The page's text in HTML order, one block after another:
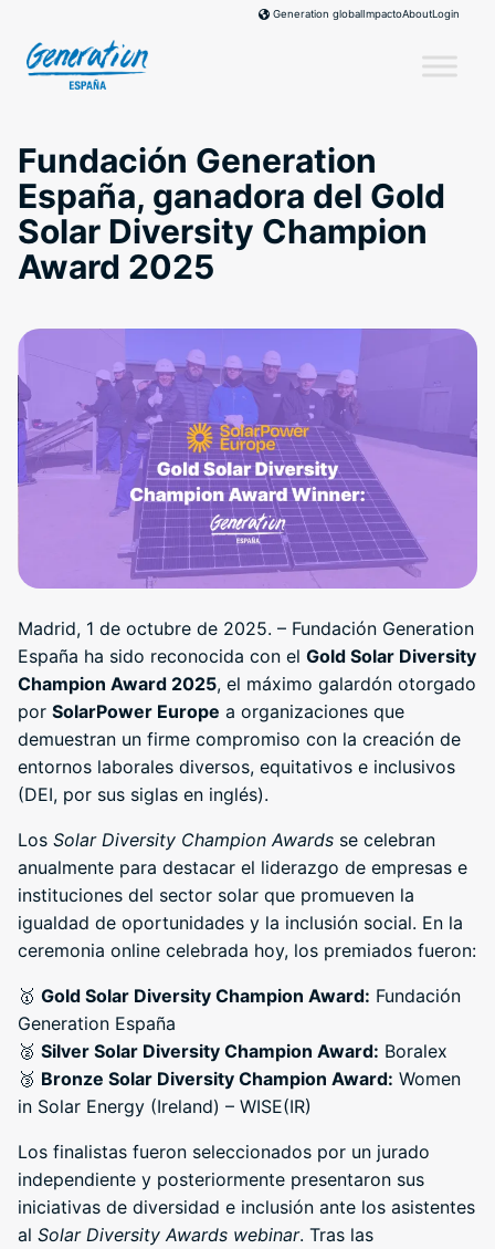
content
Generation globalImpactoAboutLogin
Fundación Generation
España, ganadora del Gold
Solar Diversity Champion
Award 2025
Madrid, 1 de octubre de 2025. – Fundación Generation
España ha sido reconocida con el Gold Solar Diversity
Champion Award 2025, el máximo galardón otorgado
por SolarPower Europe a organizaciones que
demuestran un firme compromiso con la creación de
entornos laborales diversos, equitativos e inclusivos
(DEI, por sus siglas en inglés).
Los Solar Diversity Champion Awards se celebran
anualmente para destacar el liderazgo de empresas e
instituciones del sector solar que promueven la
igualdad de oportunidades y la inclusión social. En la
ceremonia online celebrada hoy, los premiados fueron:
🥇 Gold Solar Diversity Champion Award: Fundación
Generation España
🥈 Silver Solar Diversity Champion Award: Boralex
🥉 Bronze Solar Diversity Champion Award: Women
in Solar Energy (Ireland) – WISE(IR)
Los finalistas fueron seleccionados por un jurado
independiente y posteriormente presentaron sus
iniciativas de diversidad e inclusión ante los asistentes
al Solar Diversity Awards webinar. Tras las